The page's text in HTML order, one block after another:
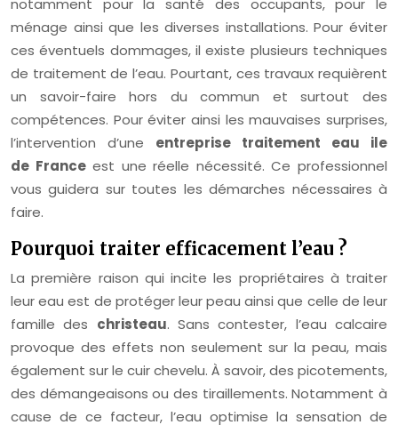
notamment pour la santé des occupants, pour le
ménage ainsi que les diverses installations. Pour éviter
ces éventuels dommages, il existe plusieurs techniques
de traitement de l’eau. Pourtant, ces travaux requièrent
un savoir-faire hors du commun et surtout des
compétences. Pour éviter ainsi les mauvaises surprises,
l’intervention d’une entreprise traitement eau ile
de Franceest une réelle nécessité. Ce professionnel
vous guidera sur toutes les démarches nécessaires à
faire.
Pourquoi traiter efficacement l’eau ?
La première raison qui incite les propriétaires à traiter
leur eau est de protéger leur peau ainsi que celle de leur
famille des christeau. Sans contester, l’eau calcaire
provoque des effets non seulement sur la peau, mais
également sur le cuir chevelu. À savoir, des picotements,
des démangeaisons ou des tiraillements. Notamment à
cause de ce facteur, l’eau optimise la sensation de